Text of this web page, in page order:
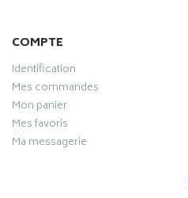
COMPTE
Identification
Mes commandes
Mon panier
Mes favoris
Ma messagerie